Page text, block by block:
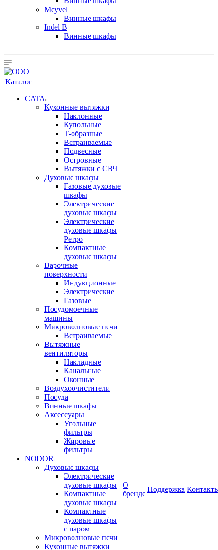
Meyvel
Винные шкафы
Indel B
Винные шкафы
Каталог
CATA
Кухонные вытяжки
Наклонные
Купольные
Т-образные
Встраиваемые
Подвесные
Островные
Вытяжки с СВЧ
Духовые шкафы
Газовые духовые
шкафы
Электрические
духовые шкафы
Электрические
духовые шкафы
Ретро
Компактные
духовые шкафы
Варочные
поверхности
Индукционные
Электрические
Газовые
Посудомоечные
машины
Микроволновые печи
Встраиваемые
Вытяжные
вентиляторы
Накладные
Канальные
Оконные
Воздухоочистители
Посуда
Винные шкафы
Аксессуары
Угольные
фильтры
Жировые
фильтры
NODOR
Духовые шкафы
Электрические
духовые шкафы
Компактные
духовые шкафы
Компактные
духовые шкафы
с паром
Микроволновые печи
Кухонные вытяжки
О
бренде
Поддержка